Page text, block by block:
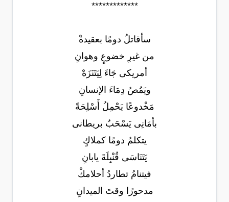
*************
سأقاتلُ دومًا بعقيدةْ
من غيرِ خضوعٍ وهوانِ
أمريكى جَاءَ لِيَتَنَزَهْ
ويَمُصُ دِمَاءَ الإنسانِ
مَخْدوعًا يَحْمِلُ أَسْلِحَةً
بأمَانِى يَسْحَبُ بريطانى
يتكلمُ دومًا كملاكٍ
يَتَنَاسَى قُنْبِلَةَ يابانِ
فيتنامُ تطاردُ أحلامكْ
مدحورًا وقتَ الميدانِ